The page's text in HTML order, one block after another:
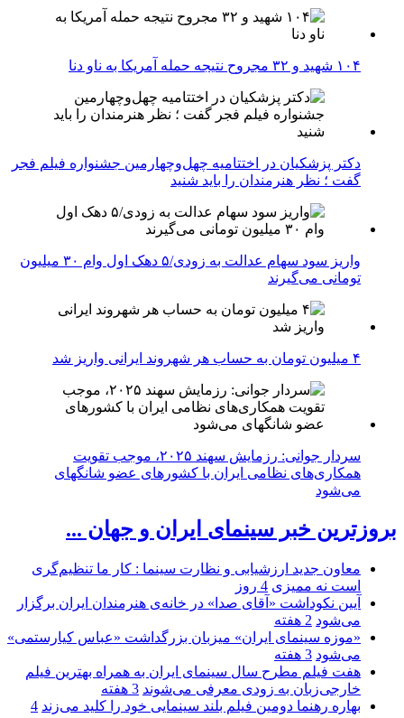
۱۰۴ شهید و ۳۲ مجروح نتیجه حمله آمریکا به ناو دنا
دکتر پزشکیان در اختتامیه چهل‌وچهارمین جشنواره فیلم فجر
گفت ؛ نظر هنرمندان را باید شنید
واریز سود سهام عدالت به زودی/۵ دهک اول وام ۳۰ میلیون
تومانی می‌گیرند
۴ میلیون تومان به حساب هر شهروند ایرانی واریز شد
سردار جوانی: رزمایش سهند ۲۰۲۵، موجب تقویت
همکاری‌های نظامی ایران با کشور‌های عضو شانگهای
می‌شود
بروزترین خبر سینمای ایران و جهان ...
معاون جدید ارزشیابی و نظارت سینما : کار ما تنظیم‌گری
است نه ممیزی 4 روز
آیین نکوداشت «آقای صدا» در خانه‌ی هنرمندان ایران برگزار
می‌شود 2 هفته
«موزه سینمای ایران» میزبان بزرگداشت «عباس کیارستمی»
می‌شود 3 هفته
هفت فیلم مطرح سال سینمای ایران به همراه بهترین فیلم
خارجی‌زبان به زودی معرفی می‌شوند 3 هفته
بهاره رهنما دومین فیلم بلند سینمایی خود را کلید می‌زند 4